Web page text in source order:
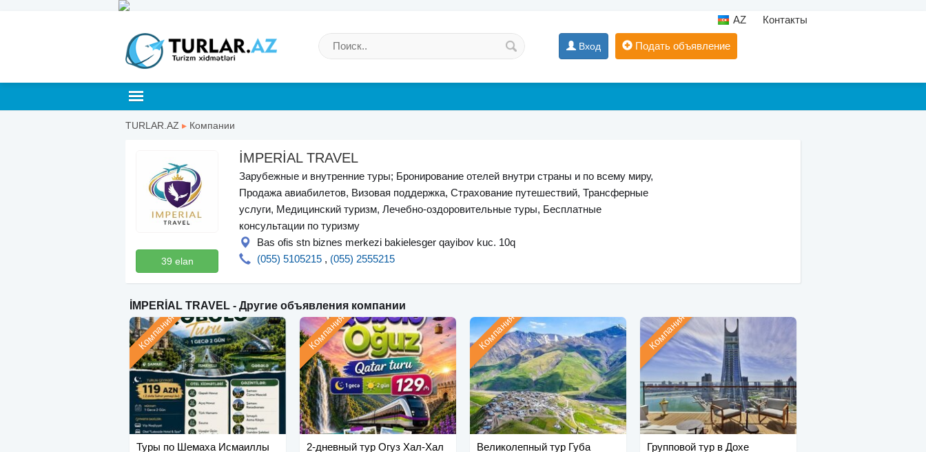
AZ Контакты
Вход Подать объявление
TURLAR.AZ ▸ Компании
39 elan
İMPERİAL TRAVEL
Зарубежные и внутренние туры; Бронирование отелей внутри страны и по всему миру,
Продажа авиабилетов, Визовая поддержка, Страхование путешествий, Трансферные
услуги, Медицинский туризм, Лечебно-оздоровительные туры, Бесплатные
консультации по туризму
Bas ofis stn biznes merkezi bakielesger qayibov kuc. 10q
(055) 5105215 , (055) 2555215
İMPERİAL TRAVEL - Другие объявления компании
Туры по Шемаха Исмаиллы
Компания
2-дневный тур Огуз Хал-Хал
Компания
Великолепный тур Губа
Компания
Групповой тур в Дохе
Компания